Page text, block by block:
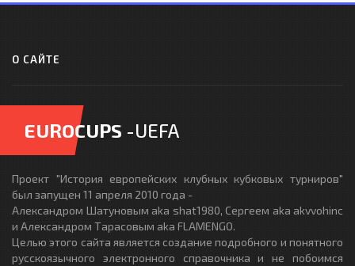
О САЙТЕ
EUROCUPS -UEFA
Проект "История европейских клубных кубковых турниров"
был запущен 11 апреля 2010 года -
Александром Шатуновым aka shat1980, Сергеем aka akvvohinc
и Александром Тарасовым aka FLAMENGO.
Целью этого сайта является создание подробного и понятного
русскоязычного электронного справочника и не побоимся